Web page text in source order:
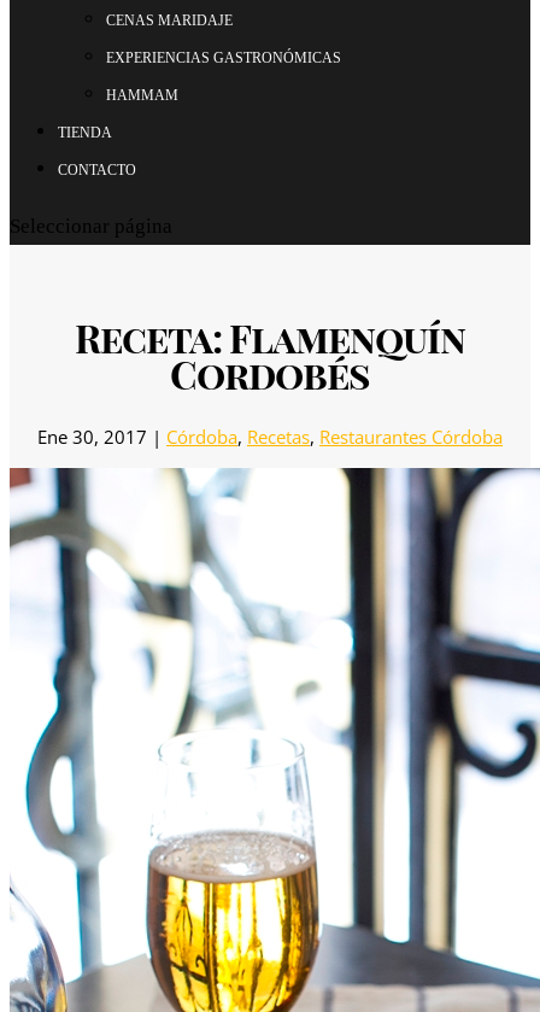
CENAS MARIDAJE
EXPERIENCIAS GASTRONÓMICAS
HAMMAM
TIENDA
CONTACTO
Seleccionar página
Receta: Flamenquín
Cordobés
Ene 30, 2017 | Córdoba, Recetas, Restaurantes Córdoba